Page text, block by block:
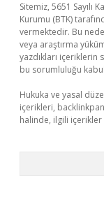
Sitemiz, 5651 Sayılı
Kurumu (BTK)
vermektedir. Bu
veya araştırma
yazdıkları
bu sorumluluğu
Hukuka ve yasal
içerikleri,
halinde, ilgili içerikler